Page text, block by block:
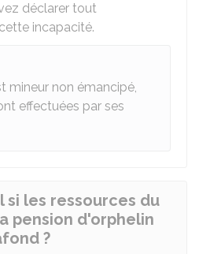
déclarer tout
incapacité.
mineur non émancipé,
effectuées par ses
si les ressources du
pension d'orphelin
?